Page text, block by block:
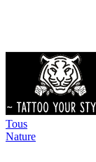
Tous
Nature